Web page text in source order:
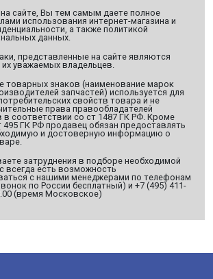
сайте, Вы тем самым даете полное
использования интернет-магазина и
а также политикой
данных.
представленные на сайте являются
уважаемых владельцев.
товарных знаков (наименование марок
запчастей) используется для
свойств товара и не
права правообладателей
в соответствии со ст 1487 ГК РФ. Кроме
495 ГК РФ продавец обязан предоставлять
и достоверную информацию о
затруднения в подборе необходимой
всегда есть возможность
с нашими менеджерами по телефонам
по России бесплатный) и +7 (495) 411-
(время Московское)